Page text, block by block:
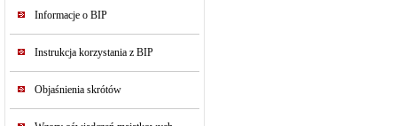
Informacje o BIP
Instrukcja korzystania z BIP
Objaśnienia skrótów